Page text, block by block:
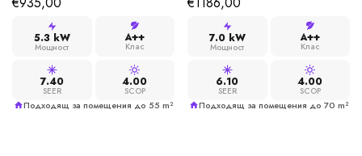
5.3 kW
Мощност
A++
Клас
7.40
SEER
4.00
SCOP
Подходящ за помещения до 55 m²
7.0 kW
Мощност
A++
Клас
6.10
SEER
4.00
SCOP
Подходящ за помещения до 70 m²